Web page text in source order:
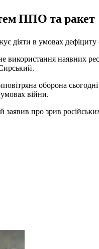
ППО та ракет
діяти в умовах
наявних
оборона
війни.
про зрив